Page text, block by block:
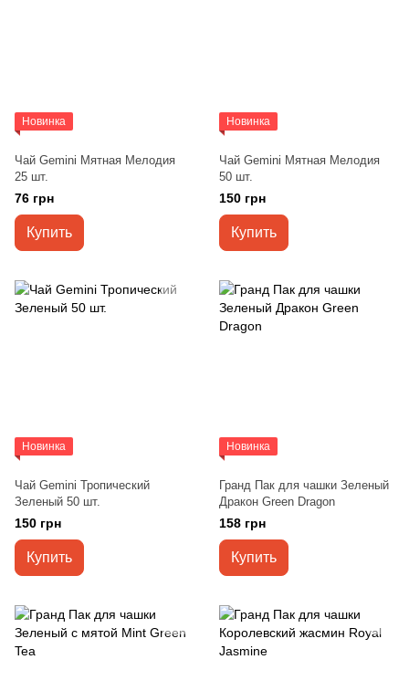
Новинка
Чай Gemini Мятная Мелодия
25 шт.
76 грн
Купить
Новинка
Чай Gemini Мятная Мелодия
50 шт.
150 грн
Купить
Новинка
Чай Gemini Тропический
Зеленый 50 шт.
150 грн
Купить
Новинка
Гранд Пак для чашки Зеленый
Дракон Green Dragon
158 грн
Купить